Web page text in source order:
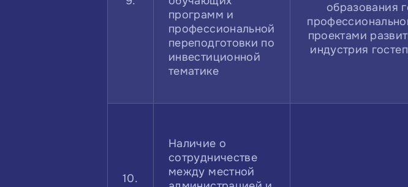
программ и
профессиональной
переподготовки по
инвестиционной
тематике
образования
проектами
индустрия
10.
Наличие о
сотрудничестве
между местной